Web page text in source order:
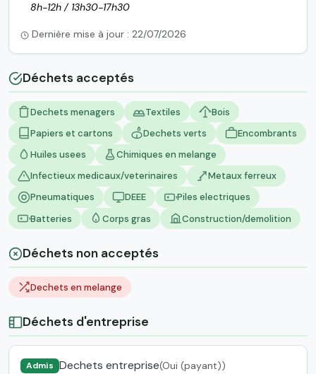
8h-12h / 13h30-17h30
Dernière mise à jour : 22/07/2026
Déchets acceptés
Dechets menagers Textiles
Bois
Papiers et cartons
Dechets verts
Encombrants
Huiles usees
Chimiques en melange
Infectieux medicaux/veterinaires
Metaux ferreux
Pneumatiques
DEEE
Piles electriques
Batteries
Corps gras Construction/demolition
Déchets non acceptés
Dechets en melange
Déchets d'entreprise
Admis Dechets entreprise(Oui (payant))